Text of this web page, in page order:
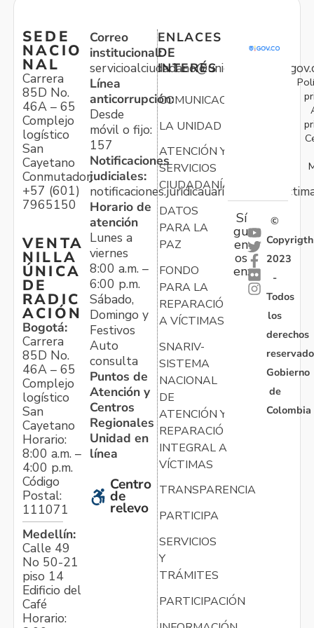
SEDE
NACIO
NAL
Carrera
85D No.
46A – 65
Complejo
logístico
San
Cayetano
Conmutador:
+57 (601)
7965150
VENTA
NILLA
ÚNICA
DE
RADIC
ACIÓN
Bogotá:
Carrera
85D No.
46A – 65
Complejo
logístico
San
Cayetano
Horario:
8:00 a.m. –
4:00 p.m.
Código
Postal:
111071
Medellín:
Calle 49
No 50-21
piso 14
Edificio del
Café
Horario:
Correo
institucional:
Línea
anticorrupción:
Desde
móvil o fijo:
157
Notificaciones
judiciales:
Horario de
atención
Lunes a
viernes
8:00 a.m. –
6:00 p.m.
Sábado,
Domingo y
Festivos
Auto
consulta
Puntos de
Atención y
Centros
Regionales
Unidad en
línea
Centro
de
relevo
ENLACES
DE
INTERÉS
COMUNICACIONES
LA UNIDAD
ATENCIÓN Y
SERVICIOS
CIUDADANÍA
DATOS
PARA LA
PAZ
FONDO
PARA LA
REPARACIÓN
A VÍCTIMAS
SNARIV-
SISTEMA
NACIONAL
DE
ATENCIÓN Y
REPARACIÓN
INTEGRAL A
VÍCTIMAS
TRANSPARENCIA
PARTICIPA
SERVICIOS
Y
TRÁMITES
PARTICIPACIÓN
Sí
gu
en
os
en:
©
Copyrigth
2023
-
Todos
los
derechos
Gobierno
de
Colombia